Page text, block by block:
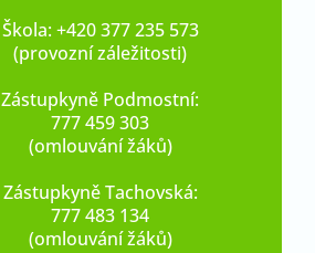
Škola: +420 377 235 573
(provozní záležitosti)
Zástupkyně Podmostní:
777 459 303
(omlouvání žáků)
Zástupkyně Tachovská:
777 483 134
(omlouvání žáků)